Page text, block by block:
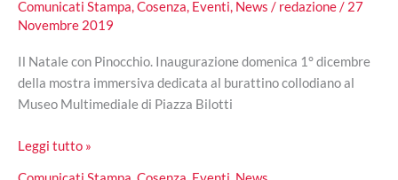
Comunicati Stampa,Cosenza, Eventi, News / redazione/ 27
Novembre 2019
Il Natale con Pinocchio. Inaugurazione domenica 1° dicembre
della mostra immersiva dedicata al burattino collodiano al
Museo Multimediale di Piazza Bilotti
“Il
Leggi tutto »